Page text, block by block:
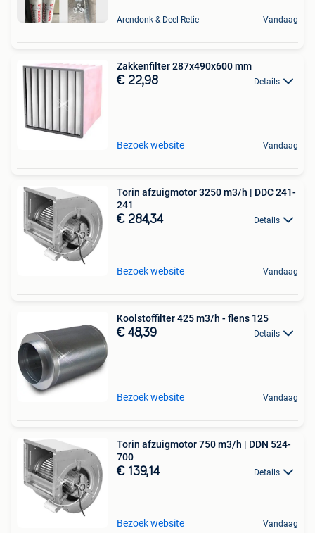
Arendonk & Deel Retie Vandaag
Zakkenfilter 287x490x600 mm
€ 22,98 Details
Bezoek website Vandaag
Torin afzuigmotor 3250 m3/h | DDC 241-
241
€ 284,34 Details
Bezoek website Vandaag
Koolstoffilter 425 m3/h - flens 125
€ 48,39 Details
Bezoek website Vandaag
Torin afzuigmotor 750 m3/h | DDN 524-
700
€ 139,14 Details
Bezoek website Vandaag